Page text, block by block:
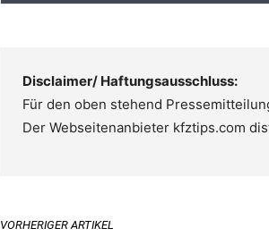
Disclaimer/ Haftungsausschluss:
Für den oben stehend
Der Webseitenanbieter kfztips.com
VORHERIGER ARTIKEL